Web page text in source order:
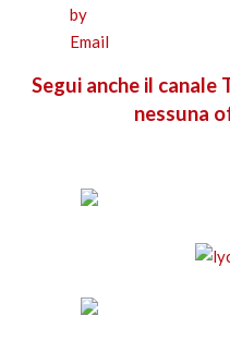
Segui anche il canale
nessuna